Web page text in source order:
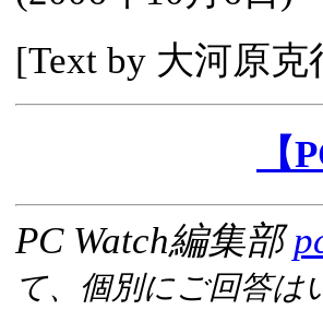
[Text by 大河原克
【
PC Watch編集部
て、個別にご回答は